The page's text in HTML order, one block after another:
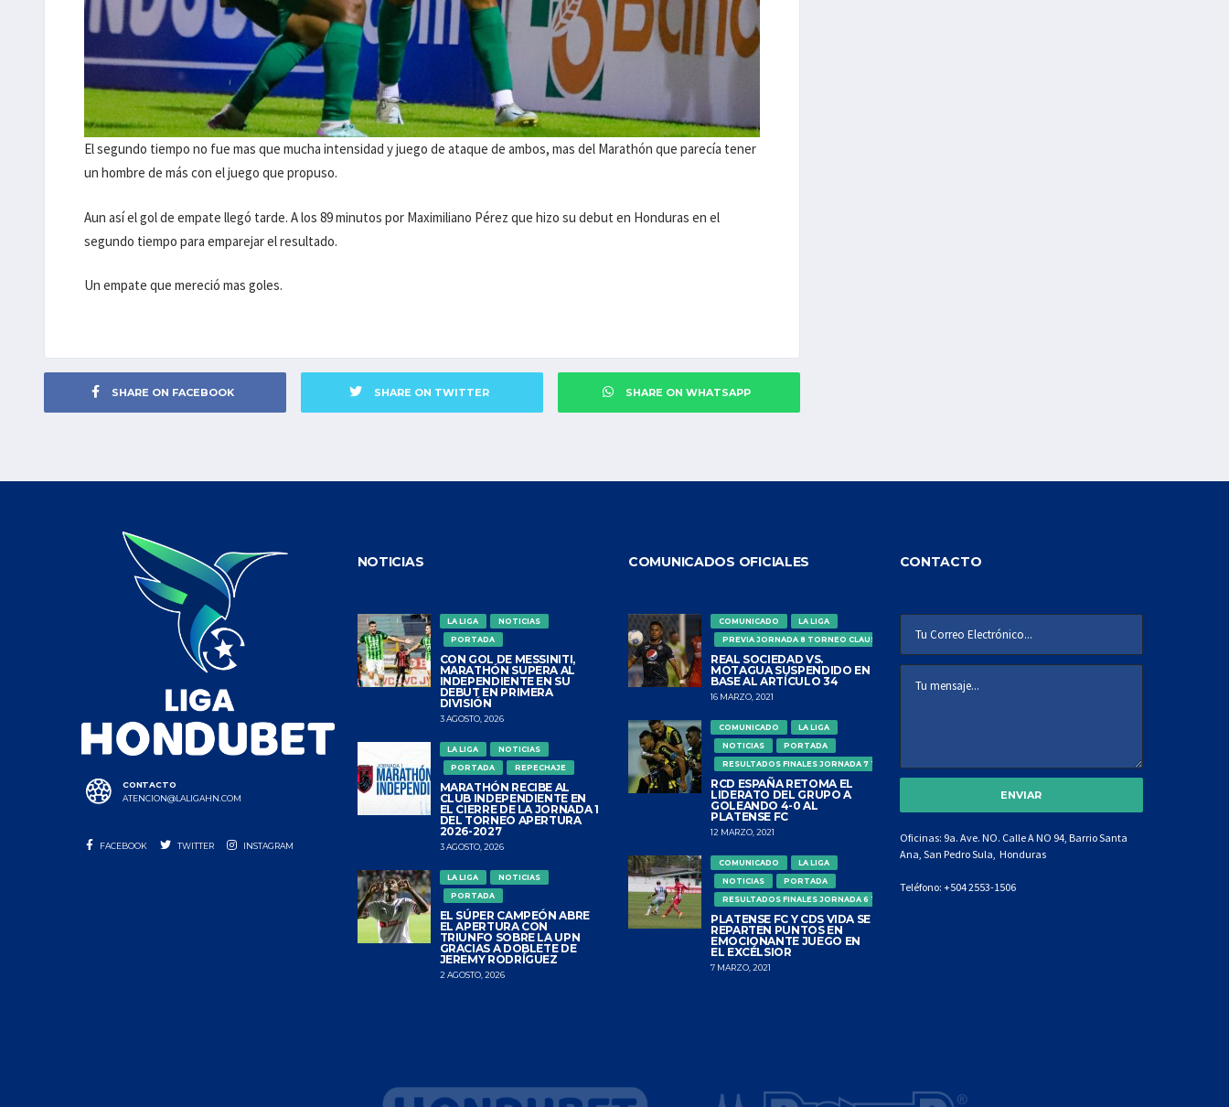
El segundo tiempo no fue mas que mucha intensidad y juego de ataque de ambos, mas del Marathón que parecía tener
un hombre de más con el juego que propuso.
Aun así el gol de empate llegó tarde. A los 89 minutos por Maximiliano Pérez que hizo su debut en Honduras en el
segundo tiempo para emparejar el resultado.
Un empate que mereció mas goles.
SHARE ON FACEBOOK SHARE ON TWITTER SHARE ON WHATSAPP
CONTACTO
ATENCION@LALIGAHN.COM
FACEBOOK TWITTER INSTAGRAM
NOTICIAS
LA LIGA
NOTICIAS
PORTADA
CON GOL DE MESSINITI,
MARATHÓN SUPERA AL
INDEPENDIENTE EN SU
DEBUT EN PRIMERA
DIVISIÓN
3 AGOSTO, 2026
LA LIGA
NOTICIAS
PORTADA
REPECHAJE
MARATHÓN RECIBE AL
CLUB INDEPENDIENTE EN
EL CIERRE DE LA JORNADA 1
DEL TORNEO APERTURA
2026-2027
3 AGOSTO, 2026
LA LIGA
NOTICIAS
PORTADA
EL SÚPER CAMPEÓN ABRE
EL APERTURA CON
TRIUNFO SOBRE LA UPN
GRACIAS A DOBLETE DE
JEREMY RODRÍGUEZ
2 AGOSTO, 2026
COMUNICADOS OFICIALES
COMUNICADO
LA LIGA
PREVIA JORNADA 8 TORNEO CLAUSURA
REAL SOCIEDAD VS.
MOTAGUA SUSPENDIDO EN
BASE AL ARTÍCULO 34
16 MARZO, 2021
COMUNICADO
LA LIGA
NOTICIAS
PORTADA
RESULTADOS FINALES JORNADA 7 TORNEO CLAUSURA
RCD ESPAÑA RETOMA EL
LIDERATO DEL GRUPO A
GOLEANDO 4-0 AL
PLATENSE FC
12 MARZO, 2021
COMUNICADO
LA LIGA
NOTICIAS
PORTADA
RESULTADOS FINALES JORNADA 6 TORNEO CLAUSURA
PLATENSE FC Y CDS VIDA SE
REPARTEN PUNTOS EN
EMOCIONANTE JUEGO EN
EL EXCÉLSIOR
7 MARZO, 2021
CONTACTO
Oficinas: 9a. Ave. NO. Calle A NO 94, Barrio Santa
Ana, San Pedro Sula, Honduras
Teléfono: +504 2553-1506